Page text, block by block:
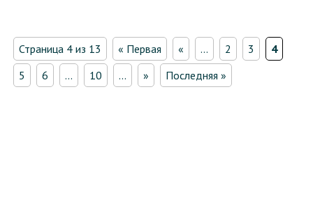
Страница 4 из 13 « Первая « ... 2 3
4
5
6 ... 10 ... » Последняя »